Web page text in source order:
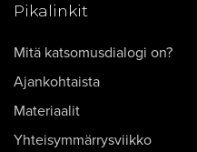
Pikalinkit
Mitä katsomusdialogi on?
Ajankohtaista
Materiaalit
Yhteisymmärrysviikko